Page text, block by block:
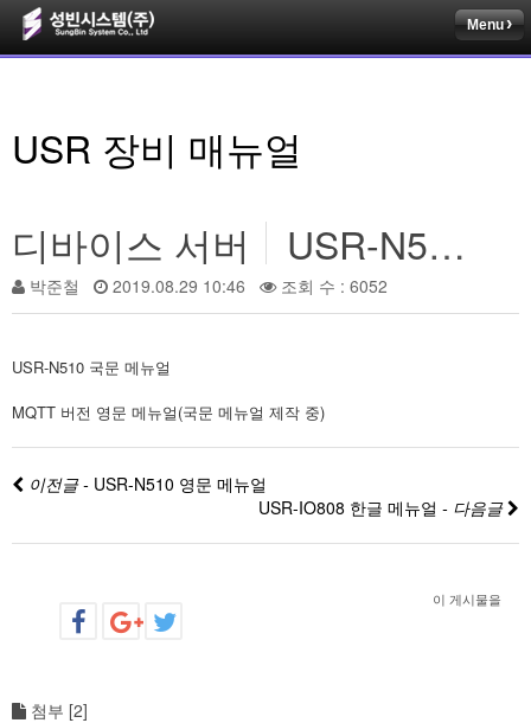
Menu
USR 장비 매뉴얼
디바이스 서버
USR-N510 국문 메뉴얼
박준철 2019.08.29 10:46 조회 수 : 6052
USR-N510 국문 메뉴얼
MQTT 버전 영문 메뉴얼(국문 메뉴얼 제작 중)
이전글 - USR-N510 영문 메뉴얼
USR-IO808 한글 메뉴얼 - 다음글
이 게시물을
첨부 [2]